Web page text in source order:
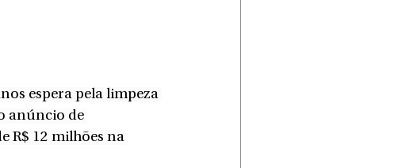
espera pela limpeza
anúncio de
R$ 12 milhões na